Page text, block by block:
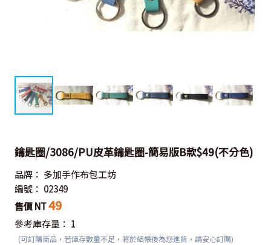
鑰匙圈/3086/PU皮革鑰匙圈-簡易版B款$49(不分色)
品牌： 多加手作布包工坊
編號： 02349
售價 NT49
參考庫存量： 1
(可訂購商品，若庫存數量不足，將於結帳後為您進貨，請安心訂購)